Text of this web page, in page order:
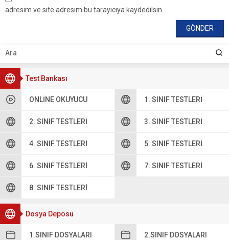
Test Bankası
ONLINE OKUYUCU 1. SINIF TESTLERI
2. SINIF TESTLERI 3. SINIF TESTLERI
4. SINIF TESTLERI 5. SINIF TESTLERI
6. SINIF TESTLERI 7. SINIF TESTLERI
8. SINIF TESTLERI
Dosya Deposu
1.SINIF DOSYALARI 2.SINIF DOSYALARI
adresim ve site adresim bu tarayıcıya kaydedilsin.